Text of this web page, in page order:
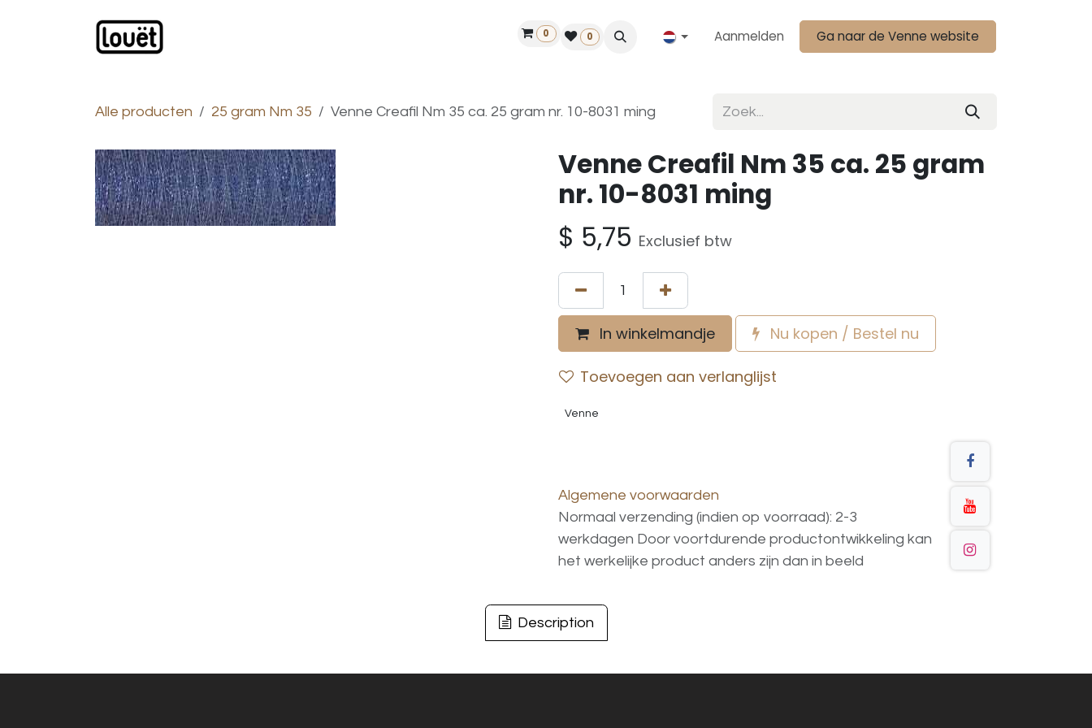
Vind een dealer
0 0 Aanmelden Ga naar de Venne website
Alle producten 25 gram Nm 35 Venne Creafil Nm 35 ca. 25 gram nr. 10-8031 ming
Venne Creafil Nm 35 ca. 25 gram
nr. 10-8031 ming
$ 5,75 Exclusief btw
In winkelmandje Nu kopen / Bestel nu
Toevoegen aan verlanglijst
Venne
Algemene voorwaarden
Normaal verzending (indien op voorraad): 2-3
werkdagen Door voortdurende productontwikkeling kan
het werkelijke product anders zijn dan in beeld
Description